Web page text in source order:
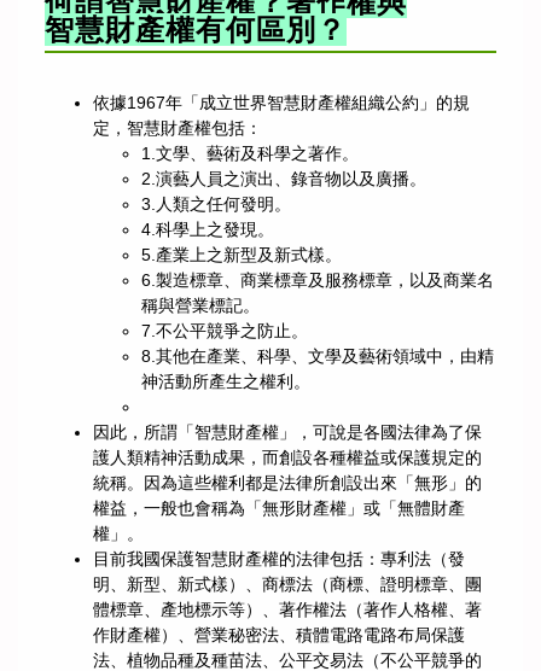
智慧財產權有何區別？
依據1967年「成立世界智慧財產權組織公約」的規
定，智慧財產權包括：
1.文學、藝術及科學之著作。
2.演藝人員之演出、錄音物以及廣播。
3.人類之任何發明。
4.科學上之發現。
5.產業上之新型及新式樣。
6.製造標章、商業標章及服務標章，以及商業名
稱與營業標記。
7.不公平競爭之防止。
8.其他在產業、科學、文學及藝術領域中，由精
神活動所產生之權利。
因此，所謂「智慧財產權」，可說是各國法律為了保
護人類精神活動成果，而創設各種權益或保護規定的
統稱。因為這些權利都是法律所創設出來「無形」的
權益，一般也會稱為「無形財產權」或「無體財產
權」。
目前我國保護智慧財產權的法律包括：專利法（發
明、新型、新式樣）、商標法（商標、證明標章、團
體標章、產地標示等）、著作權法（著作人格權、著
作財產權）、營業秘密法、積體電路電路布局保護
法、植物品種及種苗法、公平交易法（不公平競爭的